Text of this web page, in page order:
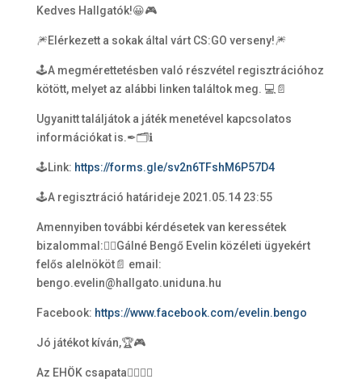
Kedves Hallgatók!😀🎮
🎆Elérkezett a sokak által várt CS:GO verseny!🎆
🕹A megmérettetésben való részvétel regisztrációhoz
kötött, melyet az alábbi linken találtok meg. 💻📄
Ugyanitt találjátok a játék menetével kapcsolatos
információkat is.✒🗂ℹ
🕹Link: https://forms.gle/sv2n6TFshM6P57D4
🕹A regisztráció határideje 2021.05.14 23:55
Amennyiben további kérdésetek van keressétek
bizalommal:🙋‍♀️Gálné Bengő Evelin közéleti ügyekért
felős alelnököt📄 email:
bengo.evelin@hallgato.uniduna.hu
Facebook: https://www.facebook.com/evelin.bengo
Jó játékot kíván,🏆🎮
Az EHÖK csapata🙋‍♀️🙋‍♂️